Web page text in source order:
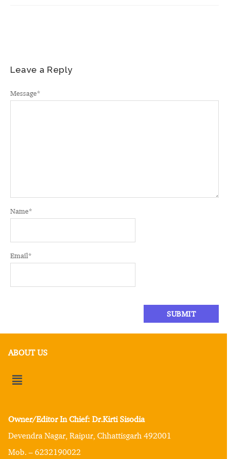
Leave a Reply
Message*
Name*
Email*
ABOUT US
Owner/Editor In Chief: Dr.Kirti Sisodia
Devendra Nagar, Raipur, Chhattisgarh 492001
Mob. – 6232190022